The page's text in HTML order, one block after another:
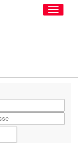
Toggle